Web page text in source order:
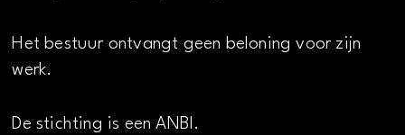
Het bestuur ontvangt geen beloning voor zijn
werk.
De stichting is een ANBI.